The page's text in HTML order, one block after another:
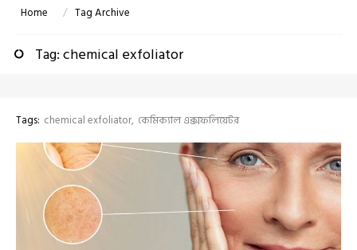
Home Tag Archive
Tag: chemical exfoliator
Tags: chemical exfoliator কেমিক্যাল এক্সফলিয়েটর